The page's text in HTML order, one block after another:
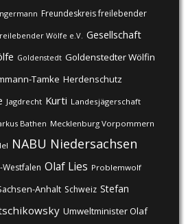
Freundeskreis freilebender
Wölfe e.V. Gesellschaft
Goldenstedt Goldenstedter Wölfin
Tamke Herdenschutz
Jagdrecht Kurti Landesjägerschaft
Bathen Mecklenburg Vorpommern
NABU Niedersachsen
Olaf Lies Problemwolf
Anhalt Schweiz Stefan
Umweltminister Olaf